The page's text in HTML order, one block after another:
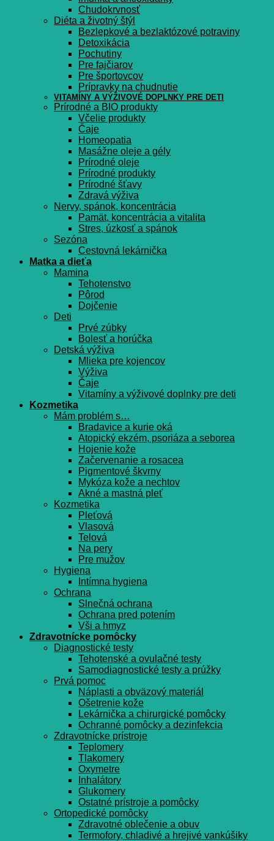
Chudokrvnosť
Diéta a životný štýl
Bezlepkové a bezlaktózové potraviny
Detoxikácia
Pochutiny
Pre fajčiarov
Pre športovcov
Prípravky na chudnutie
VITAMÍNY A VÝŽIVOVÉ DOPLNKY PRE DETI
Prírodné a BIO produkty
Včelie produkty
Čaje
Homeopatia
Masážne oleje a gély
Prírodné oleje
Prírodné produkty
Prírodné šťavy
Zdravá výživa
Nervy, spánok, koncentrácia
Pamät, koncentrácia a vitalita
Stres, úzkosť a spánok
Sezóna
Cestovná lekárnička
Matka a dieťa
Mamina
Tehotenstvo
Pôrod
Dojčenie
Deti
Prvé zúbky
Bolesť a horúčka
Detská výživa
Mlieka pre kojencov
Výživa
Čaje
Vitamíny a výživové doplnky pre deti
Kozmetika
Mám problém s…
Bradavice a kurie oká
Atopický ekzém, psoriáza a seborea
Hojenie kože
Začervenanie a rosacea
Pigmentové škvrny
Mykóza kože a nechtov
Akné a mastná pleť
Kozmetika
Pleťová
Vlasová
Telová
Na pery
Pre mužov
Hygiena
Intímna hygiena
Ochrana
Slnečná ochrana
Ochrana pred potením
Vši a hmyz
Zdravotnícke pomôcky
Diagnostické testy
Tehotenské a ovulačné testy
Samodiagnostické testy a prúžky
Prvá pomoc
Náplasti a obväzový materiál
Ošetrenie kože
Lekárnička a chirurgické pomôcky
Ochranné pomôcky a dezinfekcia
Zdravotnícke prístroje
Teplomery
Tlakomery
Oxymetre
Inhalátory
Glukomery
Ostatné prístroje a pomôcky
Ortopedické pomôcky
Zdravotné oblečenie a obuv
Termofory, chladivé a hrejivé vankúšiky